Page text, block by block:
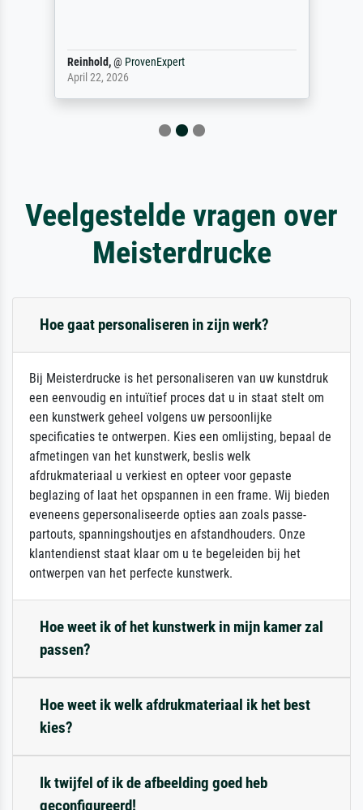
Reinhold,@ ProvenExpert
April 22, 2026
Veelgestelde vragen over
Meisterdrucke
Hoe gaat personaliseren in zijn werk?
Bij Meisterdrucke is het personaliseren van uw kunstdruk
een eenvoudig en intuïtief proces dat u in staat stelt om
een kunstwerk geheel volgens uw persoonlijke
specificaties te ontwerpen. Kies een omlijsting, bepaal de
afmetingen van het kunstwerk, beslis welk
afdrukmateriaal u verkiest en opteer voor gepaste
beglazing of laat het opspannen in een frame. Wij bieden
eveneens gepersonaliseerde opties aan zoals passe-
partouts, spanningshoutjes en afstandhouders. Onze
klantendienst staat klaar om u te begeleiden bij het
ontwerpen van het perfecte kunstwerk.
Hoe weet ik of het kunstwerk in mijn kamer zal
passen?
Hoe weet ik welk afdrukmateriaal ik het best
kies?
Ik twijfel of ik de afbeelding goed heb
geconfigureerd!